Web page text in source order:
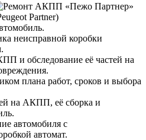
неисправной коробки
и обследование её частей на
плана работ, сроков и выбора
на АКПП, её сборка и
автомобиля с
автомат.